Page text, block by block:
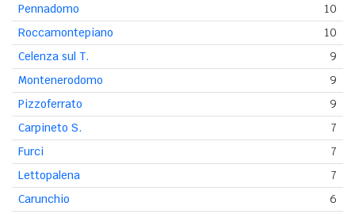
Pennadomo
10
Roccamontepiano
10
Celenza sul T.
9
Montenerodomo
9
Pizzoferrato
9
Carpineto S.
7
Furci
7
Lettopalena
7
Carunchio
6